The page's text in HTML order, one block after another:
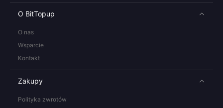
O BitTopup
O nas
Wsparcie
Kontakt
Zakupy
Polityka zwrotów